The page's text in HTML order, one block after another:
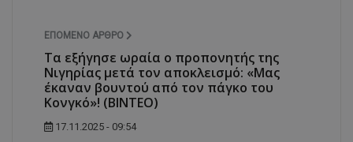
ΕΠΌΜΕΝΟ ΆΡΘΡΟ
Τα εξήγησε ωραία ο προπονητής της
Νιγηρίας μετά τον αποκλεισμό: «Μας
έκαναν βουντού από τον πάγκο του
Κονγκό»! (ΒΙΝΤΕΟ)
17.11.2025 - 09:54